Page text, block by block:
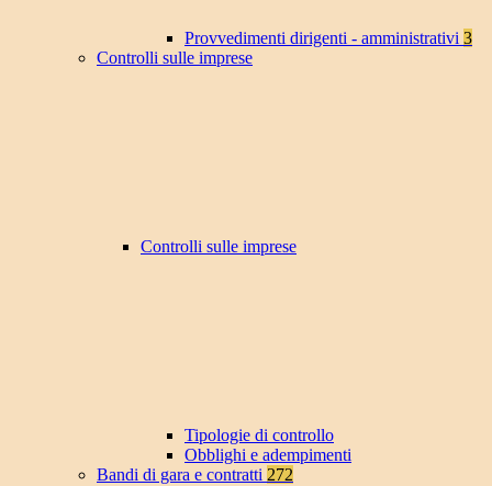
Provvedimenti dirigenti - amministrativi 3
Controlli sulle imprese
Controlli sulle imprese
Tipologie di controllo
Obblighi e adempimenti
Bandi di gara e contratti 272